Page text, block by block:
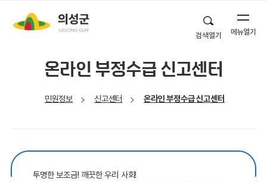
검색열기 메뉴열기
온라인 부정수급 신고센터
민원정보 신고센터 온라인 부정수급 신고센터
투명한 보조금! 깨끗한 우리 사회!